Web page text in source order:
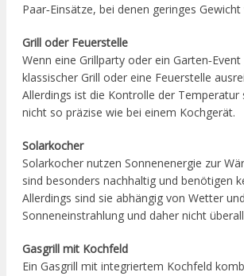
Paar‑Einsätze, bei denen geringes
Grill oder Feuerstelle
Wenn eine Grillparty oder ein
klassischer Grill oder eine Feuerstelle
Allerdings ist die Kontrolle der Temperatur
nicht so präzise wie bei einem Kochgerät.
Solarkocher
Solarkocher nutzen Sonnenenergie zur
sind besonders nachhaltig und benötigen
Allerdings sind sie abhängig von Wetter und
Sonneneinstrahlung und daher nicht
Gasgrill mit Kochfeld
Ein Gasgrill mit integriertem Kochfeld